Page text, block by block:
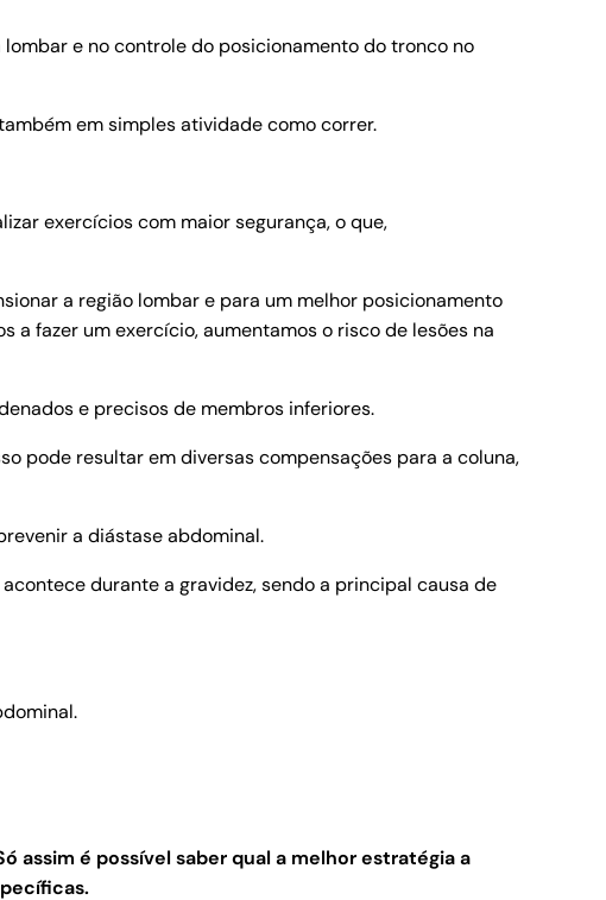
e no controle do posicionamento do tronco no
em simples atividade como correr.
exercícios com maior segurança, o que,
a região lombar e para um melhor posicionamento
fazer um exercício, aumentamos o risco de lesões na
e precisos de membros inferiores.
pode resultar em diversas compensações para a coluna,
a diástase abdominal.
durante a gravidez, sendo a principal causa de
assim é possível saber qual a melhor estratégia a